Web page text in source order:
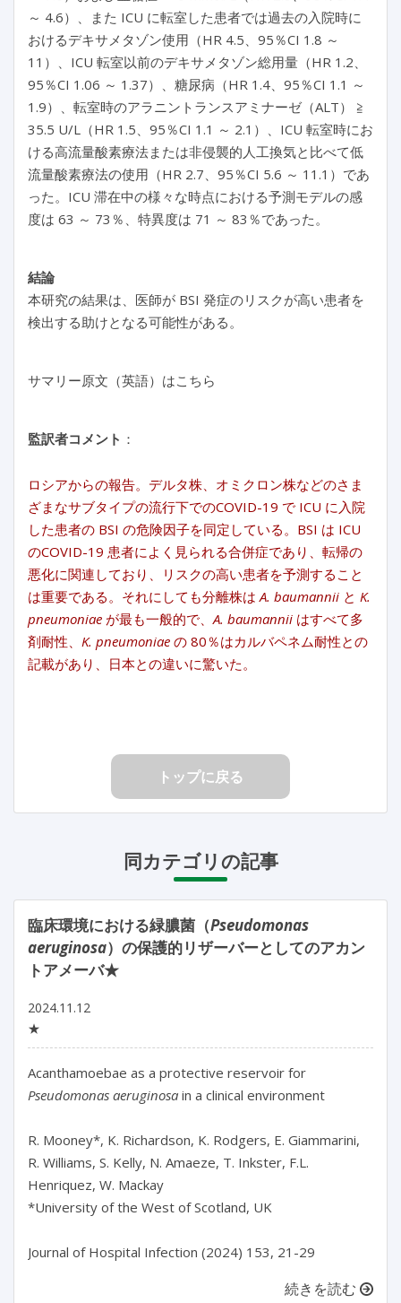
～ 4.6）、また ICU に転室した患者では過去の入院時に
おけるデキサメタゾン使用（HR 4.5、95％CI 1.8 ～
11）、ICU 転室以前のデキサメタゾン総用量（HR 1.2、
95％CI 1.06 ～ 1.37）、糖尿病（HR 1.4、95％CI 1.1 ～
1.9）、転室時のアラニントランスアミナーゼ（ALT） ≧
35.5 U/L（HR 1.5、95％CI 1.1 ～ 2.1）、ICU 転室時にお
ける高流量酸素療法または非侵襲的人工換気と比べて低
流量酸素療法の使用（HR 2.7、95％CI 5.6 ～ 11.1）であ
った。ICU 滞在中の様々な時点における予測モデルの感
度は 63 ～ 73％、特異度は 71 ～ 83％であった。
結論
本研究の結果は、医師が BSI 発症のリスクが高い患者を
検出する助けとなる可能性がある。
サマリー原文（英語）はこちら
監訳者コメント ：
ロシアからの報告。デルタ株、オミクロン株などのさま
ざまなサブタイプの流行下でのCOVID-19 で ICU に入院
した患者の BSI の危険因子を同定している。BSI は ICU
のCOVID-19 患者によく見られる合併症であり、転帰の
悪化に関連しており、リスクの高い患者を予測すること
は重要である。それにしても分離株は A. baumannii と K.
pneumoniae が最も一般的で、 A. baumannii はすべて多
剤耐性、 K. pneumoniae の 80％はカルバペネム耐性との
記載があり、日本との違いに驚いた。
トップに戻る
同カテゴリの記事
臨床環境における緑膿菌（Pseudomonas
aeruginosa）の保護的リザーバーとしてのアカン
トアメーバ★
2024.11.12
★
Pseudomonas aeruginosa in a clinical environment
R. Mooney*, K. Richardson, K. Rodgers, E. Giammarini,
R. Williams, S. Kelly, N. Amaeze, T. Inkster, F.L.
Henriquez, W. Mackay
*University of the West of Scotland, UK
続きを読む